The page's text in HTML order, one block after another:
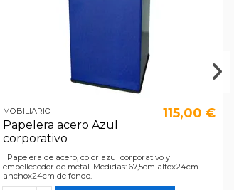
MOBILIARIO
Papelera acero Azul
corporativo
115,00 €
Papelera de acero, color azul corporativo y
embellecedor de metal. Medidas: 67,5cm altox24cm
anchox24cm de fondo.